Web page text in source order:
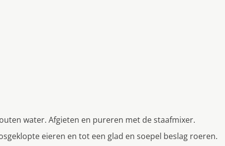
water. Afgieten en pureren met de staafmixer.
eieren en tot een glad en soepel beslag roeren.